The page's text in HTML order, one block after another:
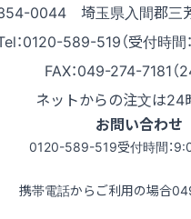
0044 埼玉県入間郡三
：0120-589-519（受付時間
FAX：049-274-7181（
ネットからの注文は24
お問い合わせ
0120-589-519受付時間：
携帯電話からご利用の場合